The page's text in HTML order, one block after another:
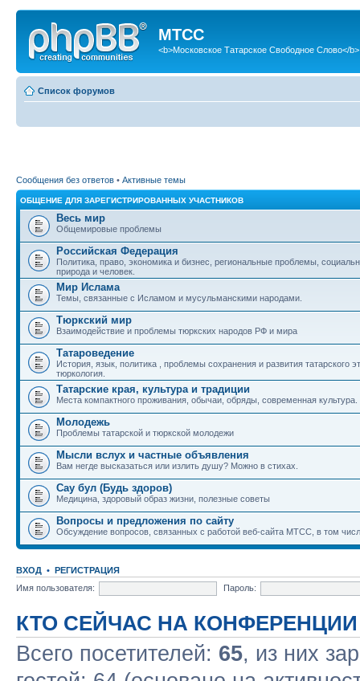
МТСС
<b>Московское Татарское Свободное Слово</b>
Список форумов
Сообщения без ответов • Активные темы
ОБЩЕНИЕ ДЛЯ ЗАРЕГИСТРИРОВАННЫХ УЧАСТНИКОВ
Весь мир
Общемировые проблемы
Российская Федерация
Политика, право, экономика и бизнес, региональные проблемы,
природа и человек.
Мир Ислама
Темы, связанные с Исламом и мусульманскими народами.
Тюркский мир
Взаимодействие и проблемы тюркских народов РФ и мира
Татароведение
История, язык, политика , проблемы сохранения и развития татарского
тюркология.
Татарские края, культура и традиции
Места компактного проживания, обычаи, обряды, современная культура.
Молодежь
Проблемы татарской и тюркской молодежи
Мысли вслух и частные объявления
Вам негде высказаться или излить душу? Можно в стихах.
Сау бул (Будь здоров)
Медицина, здоровый образ жизни, полезные советы
Вопросы и предложения по сайту
Обсуждение вопросов, связанных с работой веб-сайта МТСС, в том
ВХОД • РЕГИСТРАЦИЯ
Имя пользователя:
Пароль:
КТО СЕЙЧАС НА КОНФЕРЕНЦИИ
Всего посетителей: 65, из них